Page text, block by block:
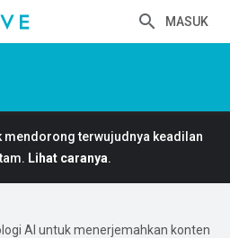
MASUK
mendorong terwujudnya keadilan
Lihat caranya.
AI untuk menerjemahkan konten